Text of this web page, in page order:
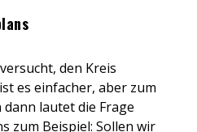
den Kreis
es einfacher, aber zum
lautet die Frage
zum Beispiel: Sollen wir